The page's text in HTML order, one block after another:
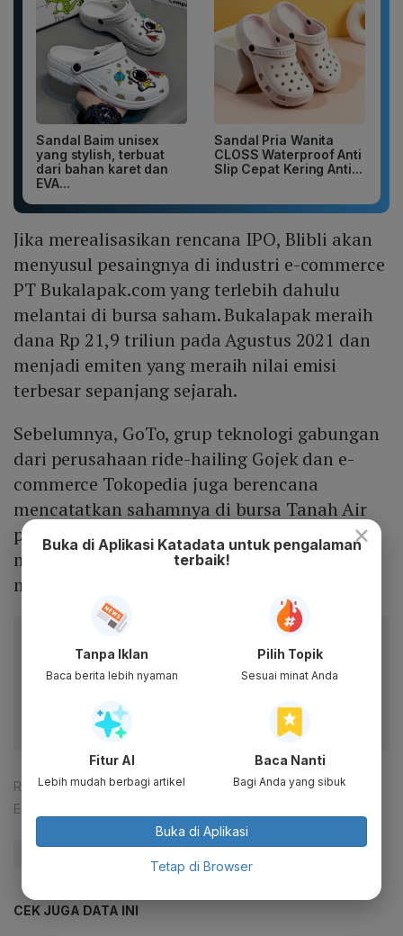
Sandal Baim unisex
yang stylish, terbuat
dari bahan karet dan
EVA...
Sandal Pria Wanita
CLOSS Waterproof Anti
Slip Cepat Kering Anti...
Jika merealisasikan rencana IPO, Blibli akan
menyusul pesaingnya di industri e-commerce
PT Bukalapak.com yang terlebih dahulu
melantai di bursa saham. Bukalapak meraih
dana Rp 21,9 triliun pada Agustus 2021 dan
menjadi emiten yang meraih nilai emisi
terbesar sepanjang sejarah.
Sebelumnya, GoTo, grup teknologi gabungan
dari perusahaan ride-hailing Gojek dan e-
commerce Tokopedia juga berencana
mencatatkan sahamnya di bursa Tanah Air
pada tahun ini. Berdasarkan data BEI, GoTo
merupakan startup teknologi terbesar yang
memiliki valuasi US$ 18 miliar.
Baca artikel ini lewat aplikasi mobile.
Dapatkan pengalaman membaca lebih nyaman dan nikmati
fitur menarik lainnya lewat aplikasi mobile Katadata.
Reporter: Ihya Ulum Aldin
Editor:
CEK JUGA DATA INI
×
Buka di Aplikasi Katadata untuk pengalaman
terbaik!
Tanpa Iklan
Baca berita lebih nyaman
Pilih Topik
Sesuai minat Anda
Fitur AI
Lebih mudah berbagi artikel
Baca Nanti
Bagi Anda yang sibuk
Buka di Aplikasi
Tetap di Browser